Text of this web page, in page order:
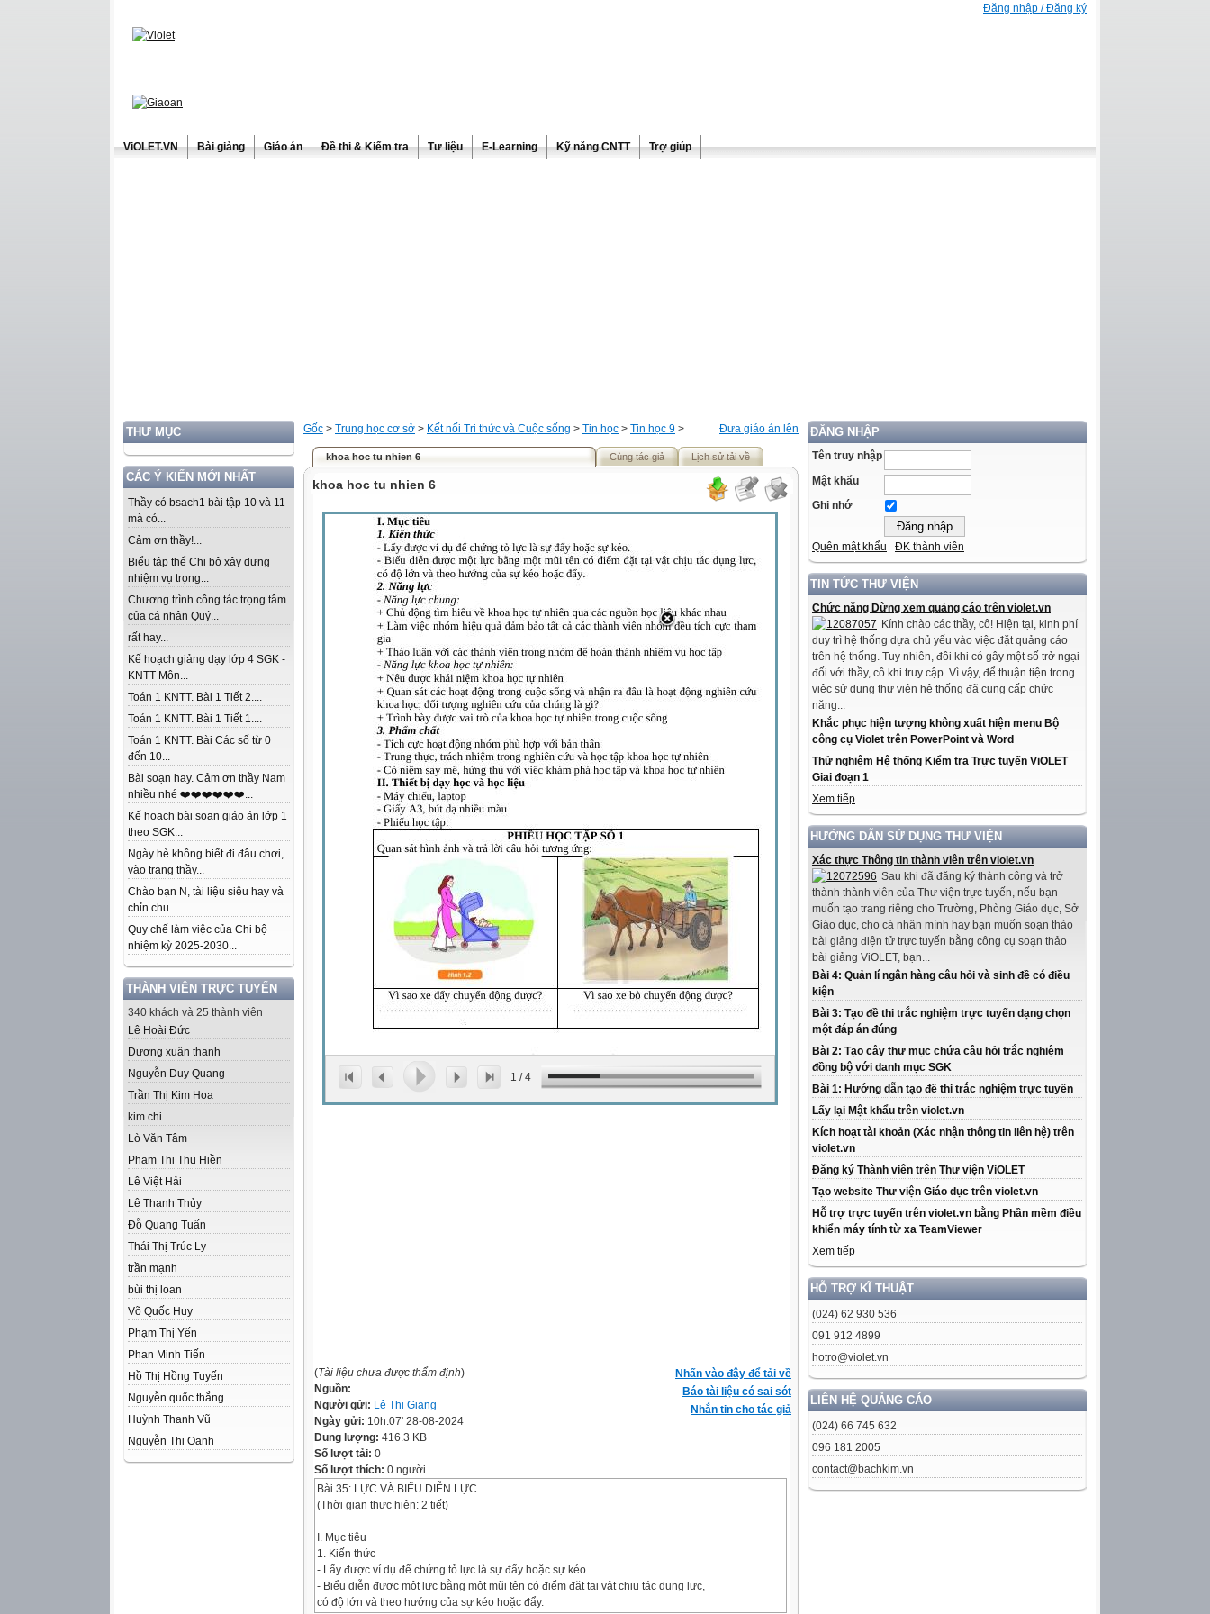
Đăng nhập / Đăng ký
ViOLET.VN Bài giảng Giáo án Đề thi & Kiểm tra Tư liệu E-Learning Kỹ năng CNTT Trợ giúp
THƯ MỤC
CÁC Ý KIẾN MỚI NHẤT
Thầy có bsach1 bài tập 10 và 11
mà có...
Cảm ơn thầy!...
Biểu tập thể Chi bộ xây dựng
nhiệm vụ trọng...
Chương trình công tác trọng tâm
của cá nhân Quý...
rất hay...
Kế hoạch giảng dạy lớp 4 SGK -
KNTT Môn...
Toán 1 KNTT. Bài 1 Tiết 2....
Toán 1 KNTT. Bài 1 Tiết 1....
Toán 1 KNTT. Bài Các số từ 0
đến 10...
Bài soạn hay. Cảm ơn thầy Nam
nhiều nhé ❤️❤️❤️❤️❤️❤️...
Kế hoạch bài soạn giáo án lớp 1
theo SGK...
Ngày hè không biết đi đâu chơi,
vào trang thầy...
Chào bạn N, tài liệu siêu hay và
chỉn chu...
Quy chế làm việc của Chi bộ
nhiệm kỳ 2025-2030...
THÀNH VIÊN TRỰC TUYẾN
340 khách và 25 thành viên
Lê Hoài Đức
Dương xuân thanh
Nguyễn Duy Quang
Trần Thị Kim Hoa
kim chi
Lò Văn Tâm
Phạm Thị Thu Hiền
Lê Việt Hải
Lê Thanh Thủy
Đỗ Quang Tuấn
Thái Thị Trúc Ly
trần mạnh
bùi thị loan
Võ Quốc Huy
Phạm Thị Yến
Phan Minh Tiến
Hồ Thị Hồng Tuyến
Nguyễn quốc thắng
Huỳnh Thanh Vũ
Nguyễn Thị Oanh
ĐĂNG NHẬP
Tên truy nhập
Mật khẩu
Ghi nhớ
Quên mật khẩu ĐK thành viên
TIN TỨC THƯ VIỆN
Chức năng Dừng xem quảng cáo trên violet.vn
Kính chào các thầy, cô! Hiện tại, kinh phí
duy trì hệ thống dựa chủ yếu vào việc đặt quảng cáo
trên hệ thống. Tuy nhiên, đôi khi có gây một số trở ngại
đối với thầy, cô khi truy cập. Vì vậy, để thuận tiện trong
việc sử dụng thư viện hệ thống đã cung cấp chức
năng...
Khắc phục hiện tượng không xuất hiện menu Bộ
công cụ Violet trên PowerPoint và Word
Thử nghiệm Hệ thống Kiểm tra Trực tuyến ViOLET
Giai đoạn 1
Xem tiếp
HƯỚNG DẪN SỬ DỤNG THƯ VIỆN
Xác thực Thông tin thành viên trên violet.vn
Sau khi đã đăng ký thành công và trở
thành thành viên của Thư viện trực tuyến, nếu bạn
muốn tạo trang riêng cho Trường, Phòng Giáo dục, Sở
Giáo dục, cho cá nhân mình hay bạn muốn soạn thảo
bài giảng điện tử trực tuyến bằng công cụ soạn thảo
bài giảng ViOLET, bạn...
Bài 4: Quản lí ngân hàng câu hỏi và sinh đề có điều
kiện
Bài 3: Tạo đề thi trắc nghiệm trực tuyến dạng chọn
một đáp án đúng
Bài 2: Tạo cây thư mục chứa câu hỏi trắc nghiệm
đồng bộ với danh mục SGK
Bài 1: Hướng dẫn tạo đề thi trắc nghiệm trực tuyến
Lấy lại Mật khẩu trên violet.vn
Kích hoạt tài khoản (Xác nhận thông tin liên hệ) trên
violet.vn
Đăng ký Thành viên trên Thư viện ViOLET
Tạo website Thư viện Giáo dục trên violet.vn
Hỗ trợ trực tuyến trên violet.vn bằng Phần mềm điều
khiển máy tính từ xa TeamViewer
Xem tiếp
HỖ TRỢ KĨ THUẬT
(024) 62 930 536
091 912 4899
hotro@violet.vn
LIÊN HỆ QUẢNG CÁO
(024) 66 745 632
096 181 2005
contact@bachkim.vn
Đưa giáo án lên
Gốc > Trung học cơ sở > Kết nối Tri thức và Cuộc sống > Tin học > Tin học 9 >
khoa hoc tu nhien 6 Cùng tác giả Lịch sử tải về
khoa hoc tu nhien 6
1 /4
Nhấn vào đây để tải về
Báo tài liệu có sai sót
Nhắn tin cho tác giả
(Tài liệu chưa được thẩm định)
Nguồn:
Người gửi: Lê Thị Giang
Ngày gửi: 10h:07' 28-08-2024
Dung lượng: 416.3 KB
Số lượt tải: 0
Số lượt thích: 0 người
Bài 35: LỰC VÀ BIỂU DIỄN LỰC
(Thời gian thực hiện: 2 tiết)
I. Mục tiêu
1. Kiến thức
- Lấy được ví dụ để chứng tỏ lực là sự đẩy hoặc sự kéo.
- Biểu diễn được một lực bằng một mũi tên có điểm đặt tại vật chịu tác dụng lực,
có độ lớn và theo hướng của sự kéo hoặc đẩy.